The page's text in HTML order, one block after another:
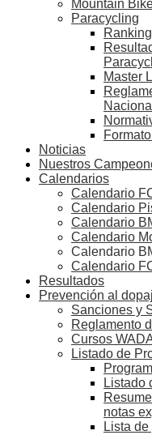
Mountain
Paracycling
Master
Nacional
Noticias
Nuestros
Calendarios
Calendario
Calendario
Calendario
Calendario
Calendario
Calendario
Resultados
Prevención al
Sanciones y
Reglamento
Cursos
Listado de
Listado
notas
Lista